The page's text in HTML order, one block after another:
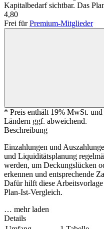
Kapitalbedarf sichtbar. Das
4,80
Frei fürPremium-Mitglieder
* Preis enthält 19% MwSt.
Ländern ggf. abweichend.
Beschreibung
Einzahlungen und
und Liquiditätsplanung
werden, um Deckungslücken
erkennen und entsprechende
Dafür hilft diese
Plan-Ist-Vergleich.
… mehr laden
Details